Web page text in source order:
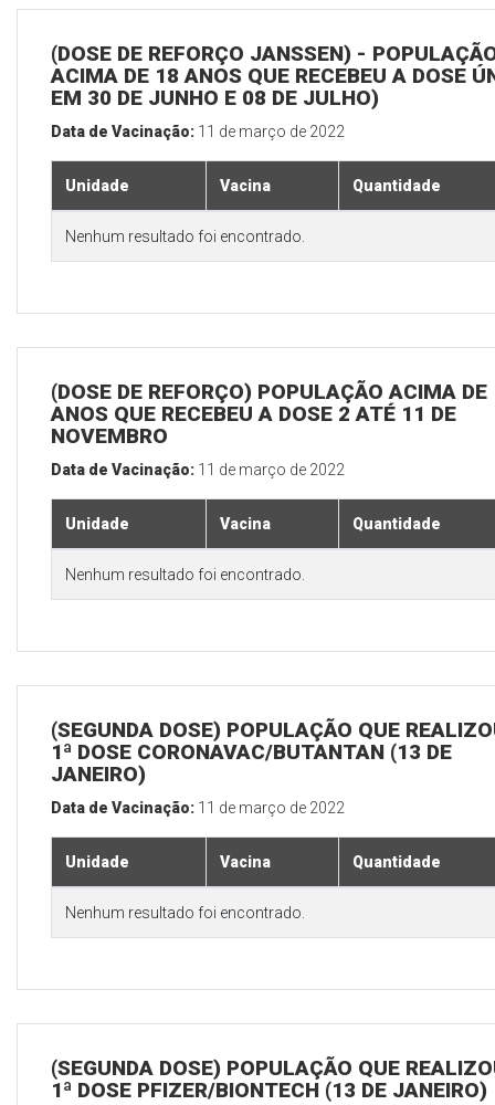
(DOSE DE REFORÇO JANSSEN) -
ACIMA DE 18 ANOS QUE RECEBEU A DOSE
EM 30 DE JUNHO E 08 DE JULHO)
Data de Vacinação: 11 de março de 2022
Unidade Vacina Quantidade
Nenhum resultado foi encontrado.
(DOSE DE REFORÇO) POPULAÇÃO ACIMA DE
ANOS QUE RECEBEU A DOSE 2 ATÉ 11 DE
NOVEMBRO
Data de Vacinação: 11 de março de 2022
Unidade Vacina Quantidade
Nenhum resultado foi encontrado.
(SEGUNDA DOSE) POPULAÇÃO QUE
1ª DOSE CORONAVAC/BUTANTAN (13 DE
JANEIRO)
Data de Vacinação: 11 de março de 2022
Unidade Vacina Quantidade
Nenhum resultado foi encontrado.
(SEGUNDA DOSE) POPULAÇÃO QUE
1ª DOSE PFIZER/BIONTECH (13 DE JANEIRO)